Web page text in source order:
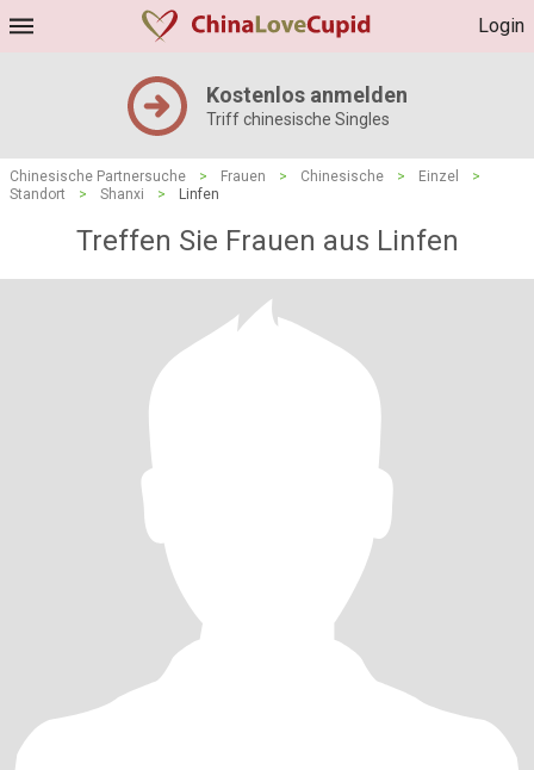
Login
Kostenlos anmelden
Triff chinesische Singles
Chinesische Partnersuche > Frauen > Chinesische > Einzel
>
Standort
> Shanxi > Linfen
Treffen Sie Frauen aus Linfen